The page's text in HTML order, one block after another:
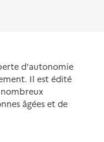
d'autonomie
Il est édité
âgées et de